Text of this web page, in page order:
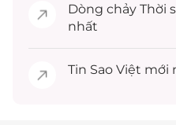
Dòng chảy Thời
nhất
Tin Sao Việt mới